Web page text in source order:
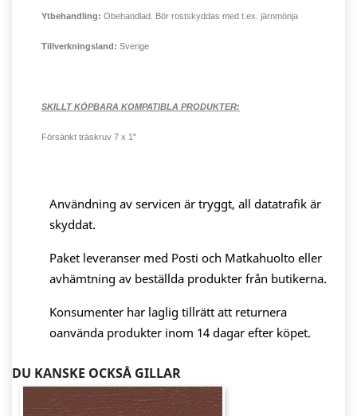
Ytbehandling: Obehandlad. Bör rostskyddas med t.ex. järnmönja
Tillverkningsland: Sverige
SKILLT KÖPBARA KOMPATIBLA PRODUKTER:
Försänkt träskruv 7 x 1"
Användning av servicen är tryggt, all datatrafik är
skyddat.
Paket leveranser med Posti och Matkahuolto eller
avhämtning av beställda produkter från butikerna.
Konsumenter har laglig tillrätt att returnera
oanvända produkter inom 14 dagar efter köpet.
DU KANSKE OCKSÅ GILLAR